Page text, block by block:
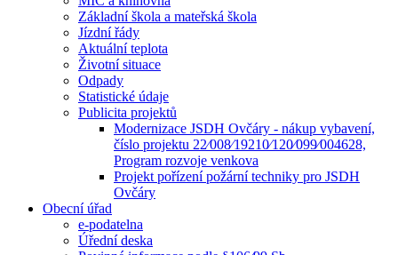
Základní škola a mateřská škola
Jízdní řády
Aktuální teplota
Životní situace
Odpady
Statistické údaje
Publicita projektů
Modernizace JSDH Ovčáry - nákup vybavení,
číslo projektu 22⁄008⁄19210⁄120⁄099⁄004628,
Program rozvoje venkova
Projekt pořízení požární techniky pro JSDH
Ovčáry
Obecní úřad
e-podatelna
Úřední deska